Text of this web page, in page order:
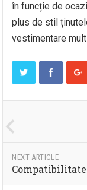
în funcție de
plus de stil
vestimentare
NEXT ARTICLE